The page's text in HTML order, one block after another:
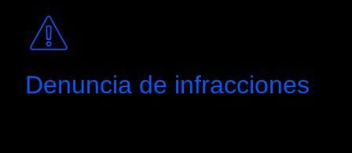
Denuncia de infracciones